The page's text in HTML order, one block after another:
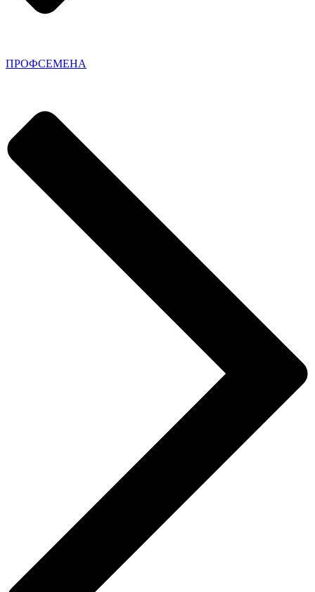
ПРОФСЕМЕНА